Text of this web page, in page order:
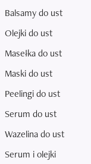
Balsamy do ust
Olejki do ust
Masełka do ust
Maski do ust
Peelingi do ust
Serum do ust
Wazelina do ust
Serum i olejki